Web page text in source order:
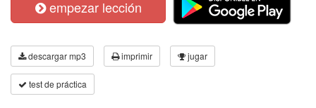
empezar lección
descargar mp3 imprimir jugar
test de práctica